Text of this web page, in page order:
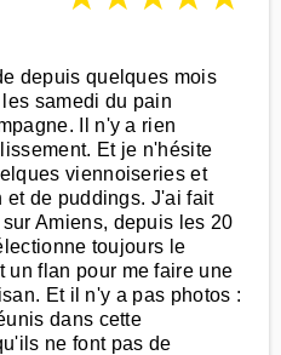
depuis quelques mois
samedi du pain
Il n'y a rien
Et je n'hésite
viennoiseries et
et de puddings. J'ai fait
Amiens, depuis les 20
toujours le
un flan pour me faire une
Et il n'y a pas photos :
dans cette
ne font pas de